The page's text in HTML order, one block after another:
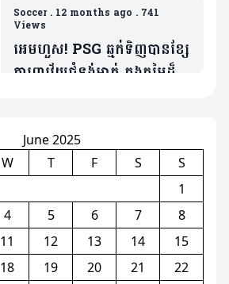
Soccer. 12 months ago . 741
Views
អេមហួស! PSG ឆ្មក់ទិញបានខ្សែ
ការពារវ័យជំទង់ម្នាក់ ក្នុងតម្លៃដ៏ធំ
June 2025
W T F S
S
1
4 5 6 7
8
11 12 13 14
15
18 19 20 21
22